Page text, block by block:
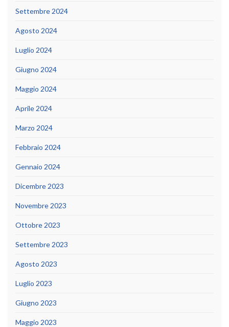
Settembre 2024
Agosto 2024
Luglio 2024
Giugno 2024
Maggio 2024
Aprile 2024
Marzo 2024
Febbraio 2024
Gennaio 2024
Dicembre 2023
Novembre 2023
Ottobre 2023
Settembre 2023
Agosto 2023
Luglio 2023
Giugno 2023
Maggio 2023